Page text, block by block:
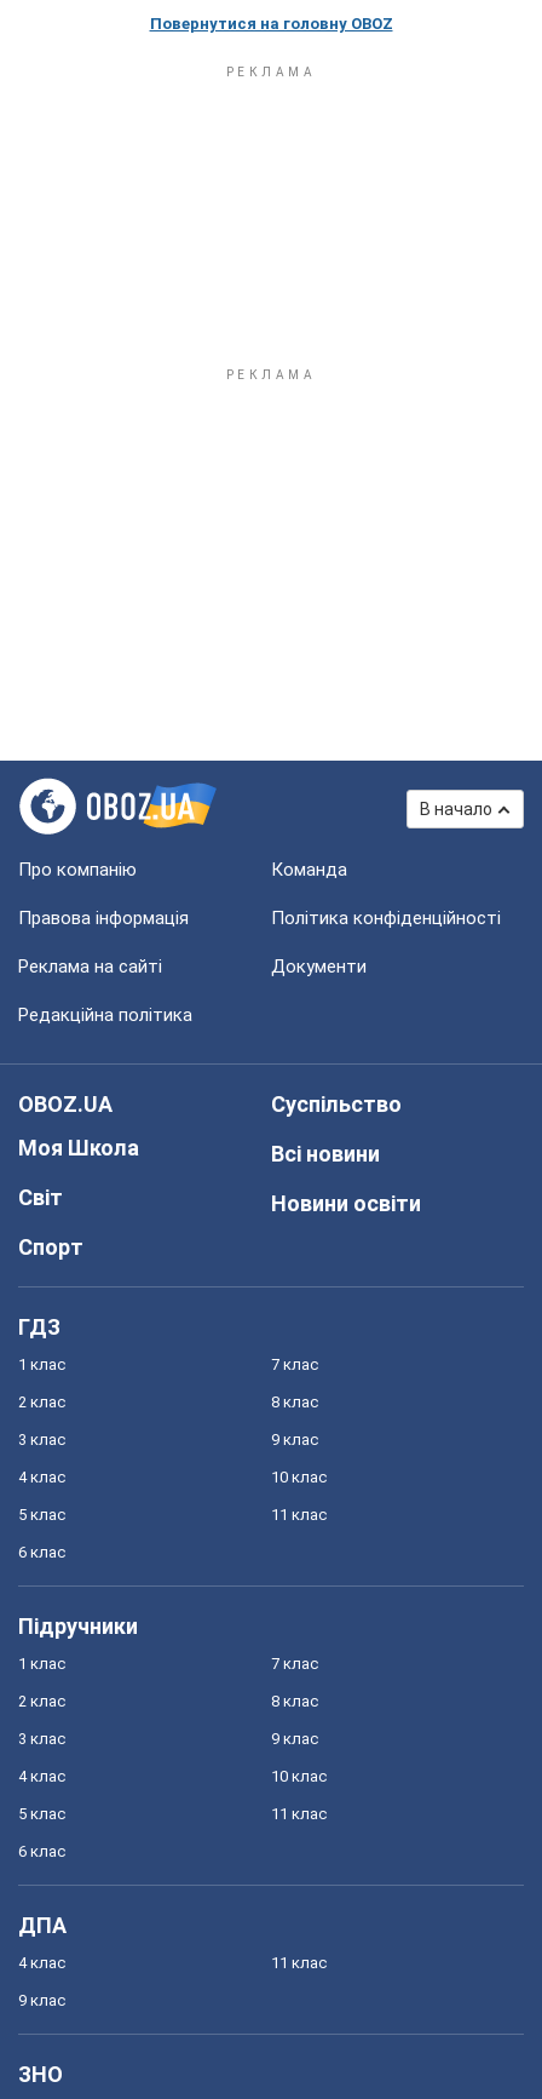
Повернутися на головну OBOZ
В начало
Про компанію Команда
Правова інформація Політика конфіденційності
Реклама на сайті Документи
Редакційна політика
OBOZ.UA
Моя Школа
Світ
Спорт
Суспільство
Всі новини
Новини освіти
ГДЗ
1 клас
2 клас
3 клас
4 клас
5 клас
6 клас
7 клас
8 клас
9 клас
10 клас
11 клас
Підручники
1 клас
2 клас
3 клас
4 клас
5 клас
6 клас
7 клас
8 клас
9 клас
10 клас
11 клас
ДПА
4 клас
9 клас
11 клас
ЗНО